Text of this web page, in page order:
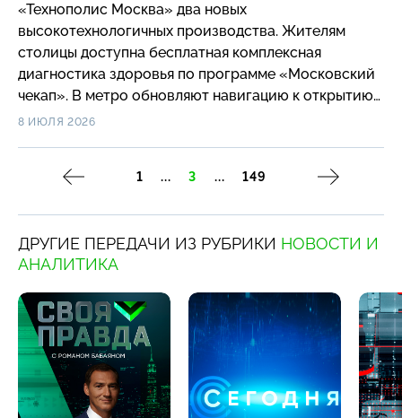
«Технополис Москва» два новых
высокотехнологичных производства. Жителям
столицы доступна бесплатная комплексная
диагностика здоровья по программе «Московский
чекап». В метро обновляют навигацию к открытию
Рублёво-Архангельской линии. В Национальном
На Гоголевском и Тверском бульварах открылась
на Патриарших прудах второй год подряд
появилось потомство.
8 ИЮЛЯ 2026
1 ... 3 ... 149
ДРУГИЕ ПЕРЕДАЧИ ИЗ РУБРИКИ НОВОСТИ И
АНАЛИТИКА